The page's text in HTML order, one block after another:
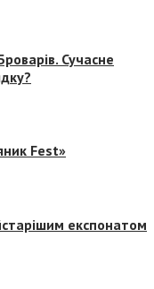
Сучасне
Fest»
експонатом